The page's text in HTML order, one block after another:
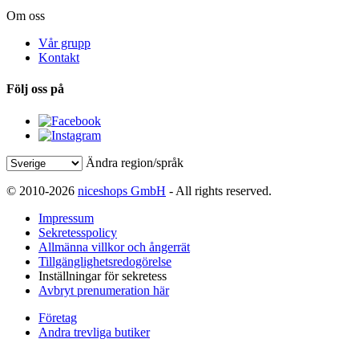
Om oss
Vår grupp
Kontakt
Följ oss på
Ändra region/språk
© 2010-2026 niceshops GmbH - All rights reserved.
Impressum
Sekretesspolicy
Allmänna villkor och ångerrät
Tillgänglighetsredogörelse
Inställningar för sekretess
Avbryt prenumeration här
Företag
Andra trevliga butiker